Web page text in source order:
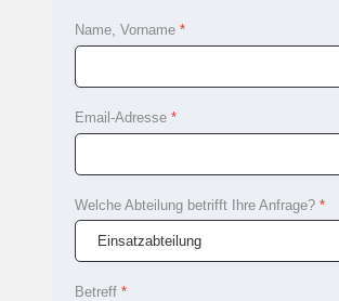
Name, Vorname *
Email-Adresse *
Welche Abteilung betrifft Ihre Anfrage? *
Betreff *